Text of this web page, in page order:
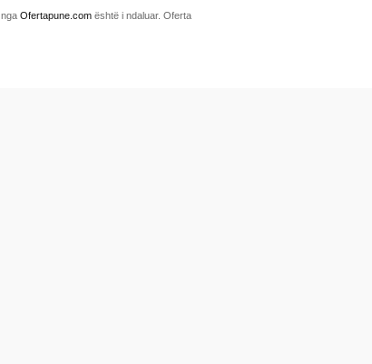
Ofertapune.com është i ndaluar. Oferta